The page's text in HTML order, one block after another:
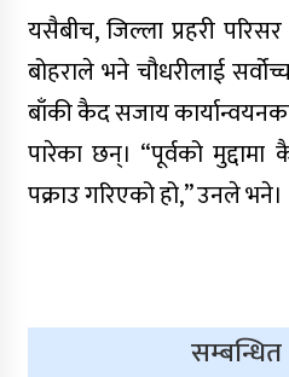
चार
बहस
माटोसँगको
धिताल
यसैबीच, जिल्ला प्रहरी
बोहराले भने चौधरीलाई
बाँकी कैद सजाय
पारेका छन्। “पूर्वको
पक्राउ गरिएको हो,” उनले भने।